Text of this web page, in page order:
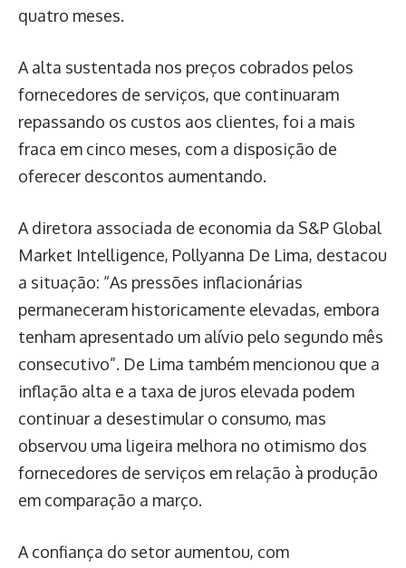
quatro meses.
A alta sustentada nos preços cobrados pelos
fornecedores de serviços, que continuaram
repassando os custos aos clientes, foi a mais
fraca em cinco meses, com a disposição de
oferecer descontos aumentando.
A diretora associada de economia da S&P Global
Market Intelligence, Pollyanna De Lima, destacou
a situação: “As pressões inflacionárias
permaneceram historicamente elevadas, embora
tenham apresentado um alívio pelo segundo mês
consecutivo”. De Lima também mencionou que a
inflação alta e a taxa de juros elevada podem
continuar a desestimular o consumo, mas
observou uma ligeira melhora no otimismo dos
fornecedores de serviços em relação à produção
em comparação a março.
A confiança do setor aumentou, com